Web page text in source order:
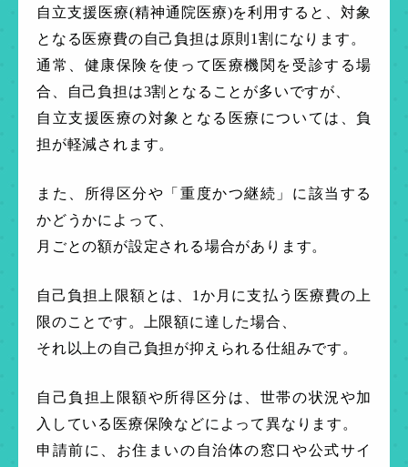
自立支援医療(精神通院医療)を利用すると、対象
となる医療費の自己負担は原則1割になります。
通常、健康保険を使って医療機関を受診する場
合、自己負担は3割となることが多いですが、
自立支援医療の対象となる医療については、負
担が軽減されます。
また、所得区分や「重度かつ継続」に該当する
かどうかによって、
月ごとの額が設定される場合があります。
自己負担上限額とは、1か月に支払う医療費の上
限のことです。上限額に達した場合、
それ以上の自己負担が抑えられる仕組みです。
自己負担上限額や所得区分は、世帯の状況や加
入している医療保険などによって異なります。
申請前に、お住まいの自治体の窓口や公式サイ